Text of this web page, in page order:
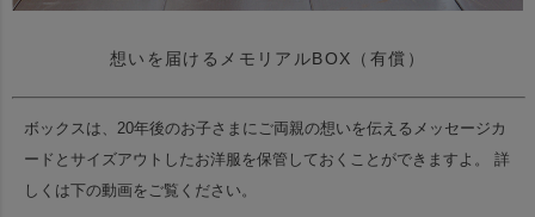
想いを届けるメモリアルBOX（有償）
ボックスは、20年後のお子さまにご両親の想いを伝えるメッセージカ
ードと サイズアウトしたお洋服を保管しておくことができますよ。
詳
しくは下の動画をご覧ください。